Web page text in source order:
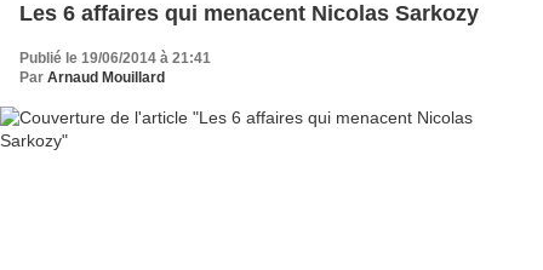
Les 6 affaires qui menacent Nicolas Sarkozy
Publié le 19/06/2014 à 21:41
Par Arnaud Mouillard